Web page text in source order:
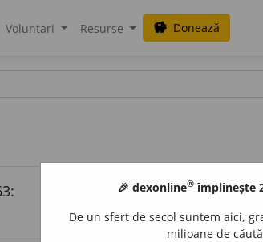
Voluntari Resurse savings Donează
🎉 dexonline® împlinește
De un sfert de secol suntem aici,
milioane de